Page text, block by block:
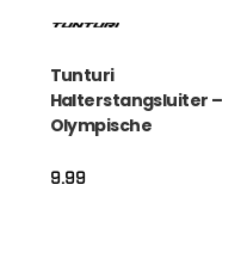
Tunturi
Halterstangsluiter –
Olympische
Zilver
9.99